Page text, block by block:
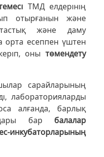
ТМД елдерінің
отырғанын және
және даму
орта есеппен үштен
оны төмендету
сарайларының
лабораторияларды
алғанда, барлық
бар балалар
инкубаторларының